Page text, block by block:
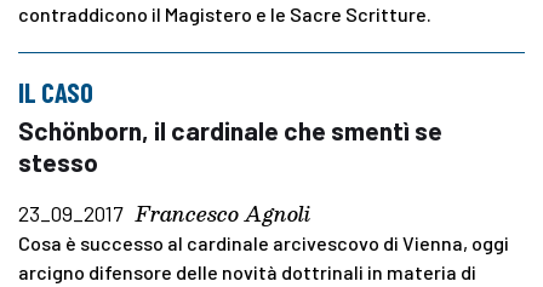
contraddicono il Magistero e le Sacre Scritture.
IL CASO
Schönborn, il cardinale che smentì se
stesso
23_09_2017 Francesco Agnoli
Cosa è successo al cardinale arcivescovo di Vienna, oggi
arcigno difensore delle novità dottrinali in materia di